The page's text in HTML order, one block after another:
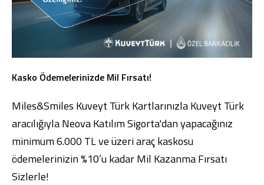
Dijital Bankacılık Hakkımızda Finans Portalı
Şube ve ATM’ler
İletişim
Ürün ve Hizmet Ücretleri
English العربية
Dijital Bankacılık Hakkımızda Finans Portalı
Yatırımcı İlişkileri
Şube ve ATM’ler
İletişim
Ürün ve Hizmet Ücretleri
Englishالعربية
Kasko Ödemelerinizde Mil Fırsatı!
Miles&Smiles Kuveyt Türk Kartlarınızla Kuveyt Türk
aracılığıyla Neova Katılım Sigorta'dan yapacağınız
minimum 6.000 TL ve üzeri araç kaskosu
ödemelerinizin %10’u kadar Mil Kazanma Fırsatı
Sizlerle!